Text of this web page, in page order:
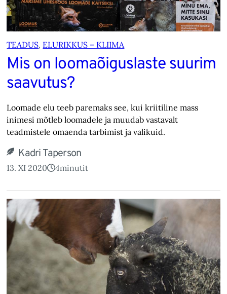
TEADUS, ELURIKKUS – KLIIMA
Mis on loomaõiguslaste suurim
saavutus?
Loomade elu teeb paremaks see, kui kriitiline mass
inimesi mõtleb loomadele ja muudab vastavalt
teadmistele omaenda tarbimist ja valikuid.
Kadri Taperson
13. XI 2020 4minutit